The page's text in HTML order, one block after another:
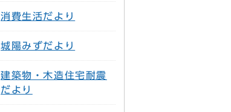
消費生活だより
城陽みずだより
建築物・木造住宅耐震
だより